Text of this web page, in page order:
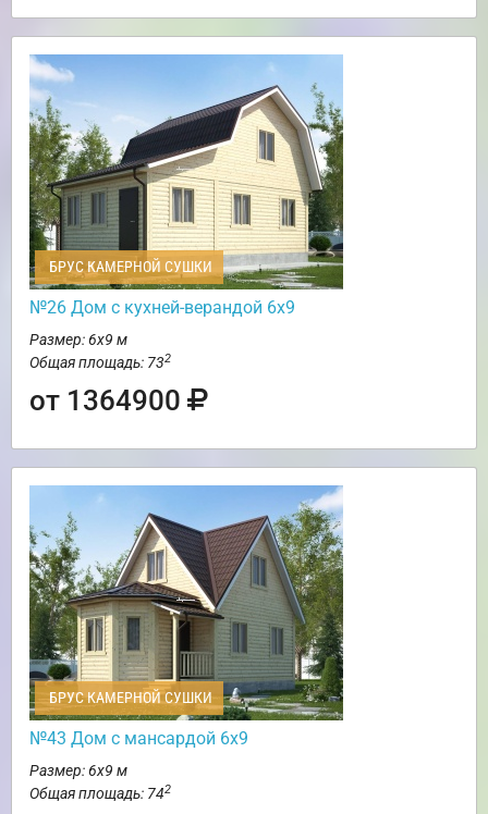
БРУС КАМЕРНОЙ СУШКИ
№26 Дом с кухней-верандой 6х9
Размер: 6х9 м
Общая площадь: 732
от 1364900
БРУС КАМЕРНОЙ СУШКИ
№43 Дом с мансардой 6х9
Размер: 6х9 м
Общая площадь: 742